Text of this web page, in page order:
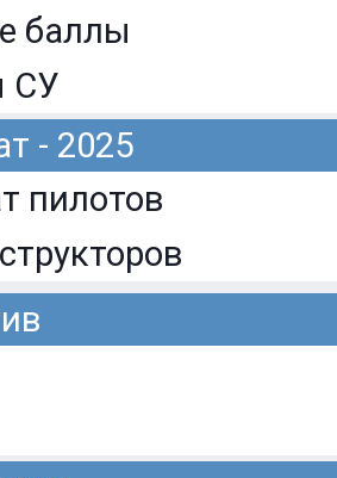
баллы
СУ
- 2025
пилотов